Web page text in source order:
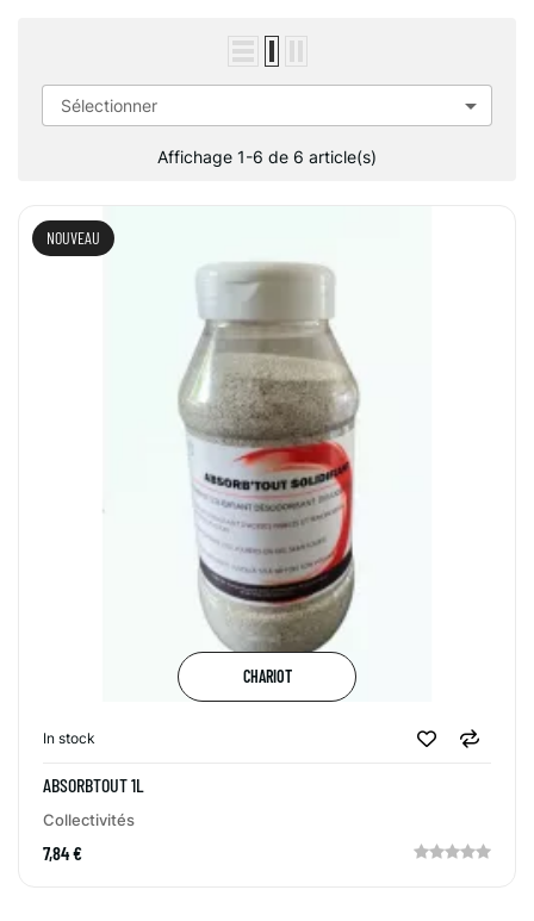
Sélectionner 
Affichage 1-6 de 6 article(s)
NOUVEAU
CHARIOT
In stock
ABSORBTOUT 1L
Collectivités
7,84 €